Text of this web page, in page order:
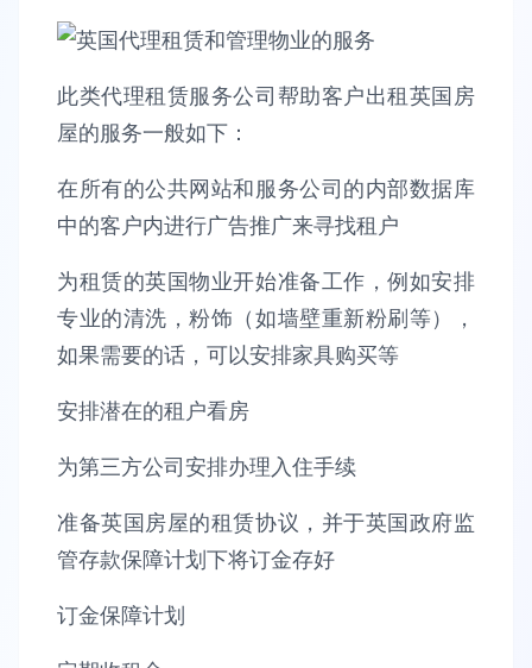
此类代理租赁服务公司帮助客户出租英国房
屋的服务一般如下：
在所有的公共网站和服务公司的内部数据库
中的客户内进行广告推广来寻找租户
为租赁的英国物业开始准备工作，例如安排
专业的清洗，粉饰（如墙壁重新粉刷等），
如果需要的话，可以安排家具购买等
安排潜在的租户看房
为第三方公司安排办理入住手续
准备英国房屋的租赁协议，并于英国政府监
管存款保障计划下将订金存好
订金保障计划